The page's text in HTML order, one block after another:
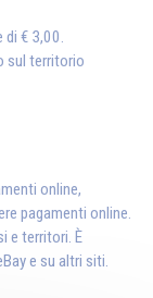
di € 3,00.
sul territorio
online,
pagamenti online.
e territori. È
e su altri siti.